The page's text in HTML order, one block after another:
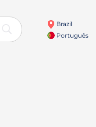
Brazil
Português